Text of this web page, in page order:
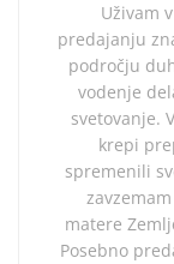
Uživam
predajanju
področju
vodenje
svetovanje.
krepi
spremenili
matere
Posebno